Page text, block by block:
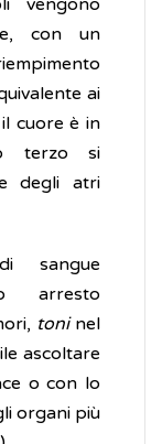
vengono
con un
ai
cuore è in
terzo si
degli atri
sangue
arresto
toninel
ascoltare
o con lo
organi più